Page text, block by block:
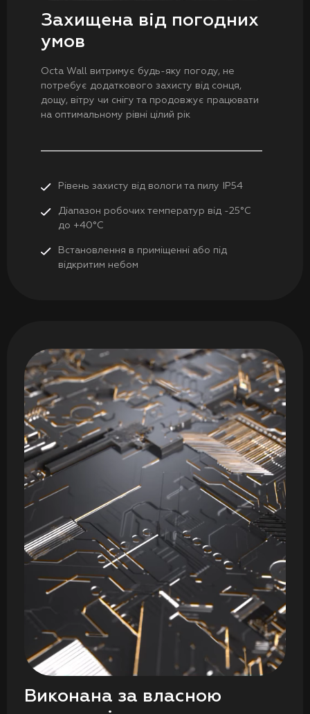
Захищена від погодних
умов
Octa Wall витримує будь-яку погоду, не
потребує додаткового захисту від сонця,
дощу, вітру чи снігу та продовжує працювати
на оптимальному рівні цілий рік
Рівень захисту від вологи та пилу IP54
Діапазон робочих температур від -25°C
до +40°C
Встановлення в приміщенні або під
відкритим небом
Виконана за власною